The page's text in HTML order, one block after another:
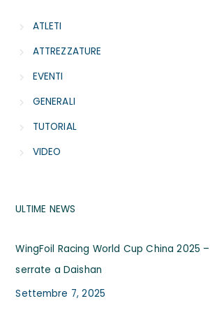
ATLETI
ATTREZZATURE
EVENTI
GENERALI
TUTORIAL
VIDEO
ULTIME NEWS
WingFoil Racing World Cup China 2025
serrate a Daishan
Settembre 7, 2025